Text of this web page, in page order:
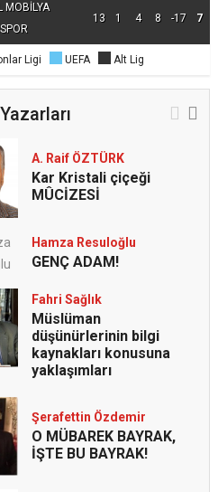
MOBİLYA
13 1 4 8 -17 7
Ligi UEFA Alt Lig
A. Raif ÖZTÜRK
Kar Kristali çiçeği
MÛCİZESİ
Hamza Resuloğlu
GENÇ ADAM!
Fahri Sağlık
Müslüman
düşünürlerinin bilgi
kaynakları konusuna
yaklaşımları
Şerafettin Özdemir
O MÜBAREK BAYRAK,
İŞTE BU BAYRAK!